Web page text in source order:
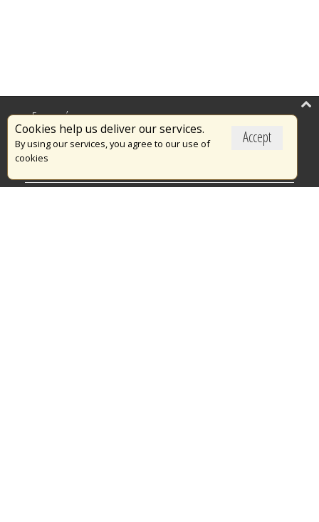
Accept
Cookies help us deliver our services.
By using our services, you agree to our use of
cookies
Επικαιρότητα
Το Πυροσβεστικό Σώμα